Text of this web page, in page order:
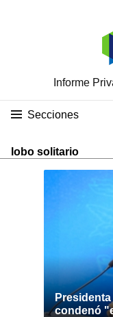
Informe
Secciones
lobo solitario
condenó